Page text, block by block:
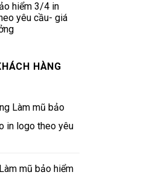
hiểm 3/4 in
yêu cầu- giá
HÀNG
Làm mũ bảo
in logo theo yêu
Làm mũ bảo hiểm